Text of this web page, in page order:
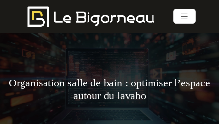
Organisation salle de bain : optimiser l’espace
autour du lavabo